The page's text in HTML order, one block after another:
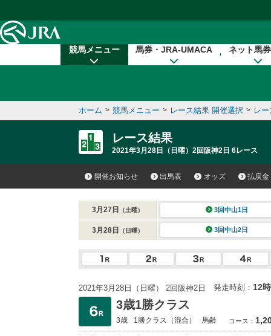
競馬メニュー 馬券・JRA-UMACA ネット馬
ホーム > 競馬メニュー > レース結果 開催選択 > レ
レース結果
2021年3月28日（日曜）2回阪神2日 6レース
開催お知らせ 出馬表 オッズ 払戻金
3月27日 （土曜） 3回中山1日
3月28日 （日曜） 3回中山2日
2021年3月28日（日曜） 2回阪神2日 発走時刻： 12
3歳1勝クラス
3歳 1勝クラス （混合） 馬齢 コース：